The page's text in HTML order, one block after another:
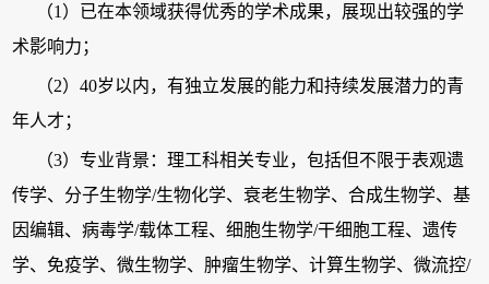
（1）已在本领域获得优秀的学术成果，展现出较强的学
术影响力；
（2）40岁以内，有独立发展的能力和持续发展潜力的青
年人才；
（3）专业背景：理工科相关专业，包括但不限于表观遗
传学、分子生物学/生物化学、衰老生物学、合成生物学、基
因编辑、病毒学/载体工程、细胞生物学/干细胞工程、遗传
学、免疫学、微生物学、肿瘤生物学、计算生物学、微流控/